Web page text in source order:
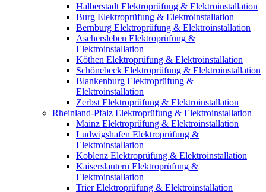
Halberstadt Elektroprüfung & Elektroinstallation
Burg Elektroprüfung & Elektroinstallation
Bernburg Elektroprüfung & Elektroinstallation
Aschersleben Elektroprüfung &
Elektroinstallation
Köthen Elektroprüfung & Elektroinstallation
Schönebeck Elektroprüfung & Elektroinstallation
Blankenburg Elektroprüfung &
Elektroinstallation
Zerbst Elektroprüfung & Elektroinstallation
Rheinland-Pfalz Elektroprüfung & Elektroinstallation
Mainz Elektroprüfung & Elektroinstallation
Ludwigshafen Elektroprüfung &
Elektroinstallation
Koblenz Elektroprüfung & Elektroinstallation
Kaiserslautern Elektroprüfung &
Elektroinstallation
Trier Elektroprüfung & Elektroinstallation